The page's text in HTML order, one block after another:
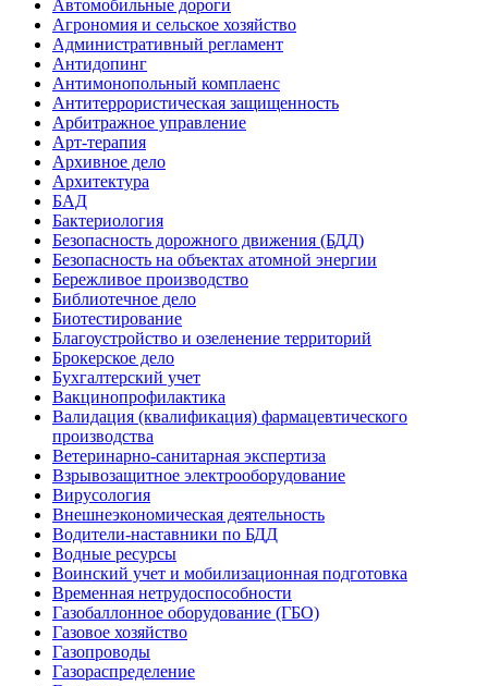
Автомобильные дороги
Агрономия и сельское хозяйство
Административный регламент
Антидопинг
Антимонопольный комплаенс
Антитеррористическая защищенность
Арбитражное управление
Арт-терапия
Архивное дело
Архитектура
БАД
Бактериология
Безопасность дорожного движения (БДД)
Безопасность на объектах атомной энергии
Бережливое производство
Библиотечное дело
Биотестирование
Благоустройство и озеленение территорий
Брокерское дело
Бухгалтерский учет
Вакцинопрофилактика
Валидация (квалификация) фармацевтического
производства
Ветеринарно-санитарная экспертиза
Взрывозащитное электрооборудование
Вирусология
Внешнеэкономическая деятельность
Водители-наставники по БДД
Водные ресурсы
Воинский учет и мобилизационная подготовка
Временная нетрудоспособности
Газобаллонное оборудование (ГБО)
Газовое хозяйство
Газопроводы
Газораспределение